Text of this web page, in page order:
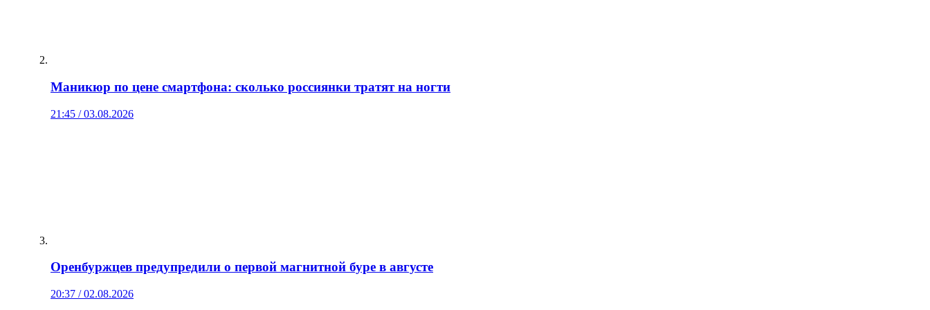
Маникюр по цене смартфона: сколько россиянки тратят на ногти
21:45 / 03.08.2026
Оренбуржцев предупредили о первой магнитной буре в августе
20:37 / 02.08.2026